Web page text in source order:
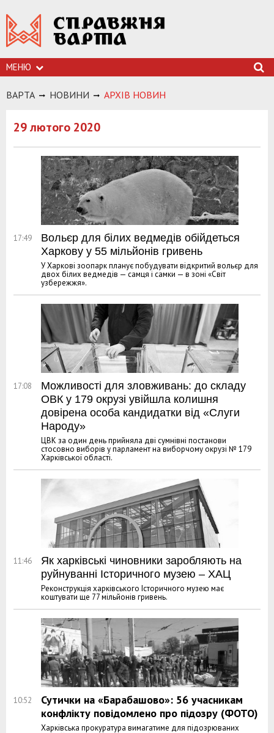
МЕНЮ
ВАРТА НОВИНИ АРХIВ НОВИН
29 лютого 2020
17:49
Вольєр для білих ведмедів обійдеться
Харкову у 55 мільйонів гривень
У Харкові зоопарк планує побудувати відкритий вольєр для
двох білих ведмедів — самця і самки — в зоні «Світ
узбережжя».
17:08
Можливості для зловживань: до складу
ОВК у 179 окрузі увійшла колишня
довірена особа кандидатки від «Слуги
Народу»
ЦВК за один день прийняла дві сумнівні постанови
стосовно виборів у парламент на виборчому окрузі № 179
Харківської області.
11:46
Як харківські чиновники заробляють на
руйнуванні Історичного музею – ХАЦ
Реконструкція харківського Історичного музею має
коштувати ще 77 мільйонів гривень.
10:52
Сутички на «Барабашово»: 56 учасникам
конфлікту повідомлено про підозру (ФОТО)
Харківська прокуратура вимагатиме для підозрюваних